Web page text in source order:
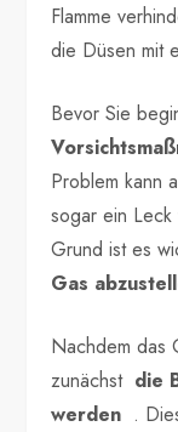
Flamme
die Düsen mit
Bevor Sie
Problem kann
sogar ein
Grund ist es
Gas
Nachdem das
zunächst die
werden .